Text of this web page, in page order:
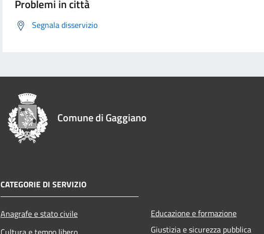
Problemi in città
Segnala disservizio
Comune di Gaggiano
CATEGORIE DI SERVIZIO
Anagrafe e stato civile
Educazione e formazione
Giustizia e sicurezza pubblica